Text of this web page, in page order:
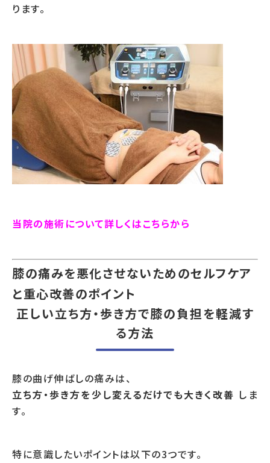
ります。
当院の施術について詳しくはこちらから
膝の痛みを悪化させないためのセルフケア
と重心改善のポイント
正しい立ち方・歩き方で膝の負担を軽減す
る方法
膝の曲げ伸ばしの痛みは、
立ち方・歩き方を少し変えるだけでも大きく改善 しま
す。
特に意識したいポイントは以下の3つです。